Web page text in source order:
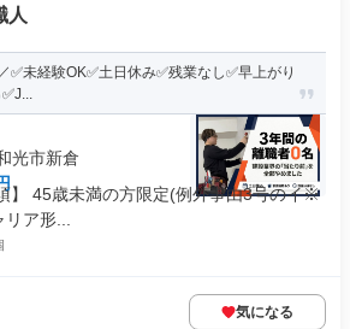
人
✅未経験OK✅土日休み✅残業なし✅早上がり
光市新倉
】 45歳未満の方限定(例外事由3号のイ※
ア形...
気になる